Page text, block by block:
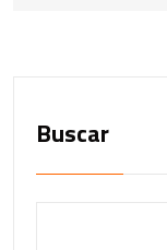
Buscar